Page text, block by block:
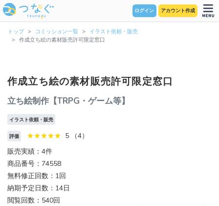
ログイン アカウント作成
トップ コミッション一覧
イラスト依頼・販売
作成立ち絵の素材販売許可限定窓口
作成立ち絵の素材販売許可限定窓口
立ち絵制作【TRPG・ゲーム等】
イラスト依頼・販売
評価
5 （4）
販売実績：4件
商品番号：74558
無料修正回数：1回
納期予定日数：14日
閲覧回数：540回